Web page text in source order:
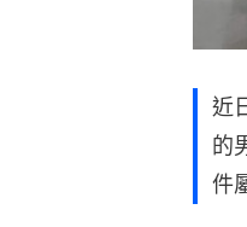
近
的
件